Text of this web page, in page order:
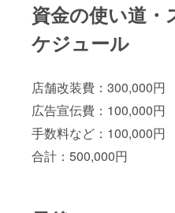
資金の使い道・
ケジュール
店舗改装費：300,000円
広告宣伝費：100,000円
手数料など：100,000円
合計：500,000円